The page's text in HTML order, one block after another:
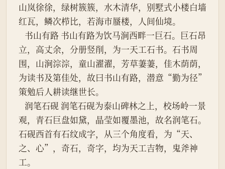
山岚徐徐，绿树簇簇，水木清华，别墅式小楼白墙
红瓦，鳞次栉比，若海市蜃楼，人间仙境。
立，高丈余，分册竖削，为一天工石书。石书周
围，山涧淙淙，童山濯濯，芳草萋萋，佳木荫荫，
为读书及第佳处，故曰书山有路，潜意“勤为径”
策勉后人耕读继世长。
观，青石巨盘如黛，晶莹如覆墨池，故名润笔石。
石砚西首有石纹成字，从三个角度看，为“天、
之、心”，奇石，奇字，均为天工吉物，鬼斧神
工。